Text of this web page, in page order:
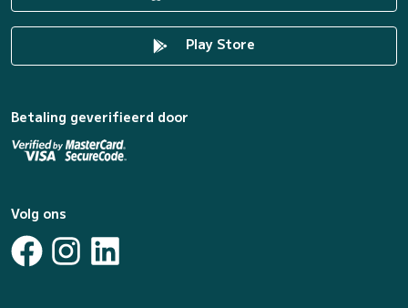
Play Store
Betaling geverifieerd door
Volg ons